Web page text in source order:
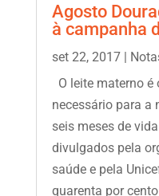
Agosto
à campanha
set 22, 2017|
O leite materno
necessário para a
seis meses de
divulgados pela
saúde e pela
quarenta por